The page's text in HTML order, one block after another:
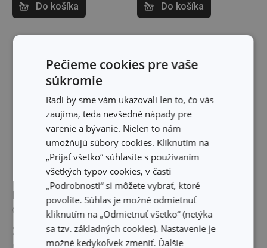
Do košíka Do košíka
Pokrievka s otvormi na
cedenie ø 20 cm
20,90 €
Pokrievka PRESTO
ø 18 cm
15,80 €
Pečieme cookies pre vaše
súkromie
Radi by sme vám ukazovali len to, čo vás
zaujíma, teda nevšedné nápady pre
varenie a bývanie. Nielen to nám
umožňujú súbory cookies. Kliknutím na
„Prijať všetko“ súhlasíte s používaním
všetkých typov cookies, v časti
„Podrobnosti“ si môžete vybrať, ktoré
povolíte. Súhlas je možné odmietnuť
kliknutím na „Odmietnuť všetko“ (netýka
sa tzv. základných cookies). Nastavenie je
možné kedykoľvek zmeniť. Ďalšie